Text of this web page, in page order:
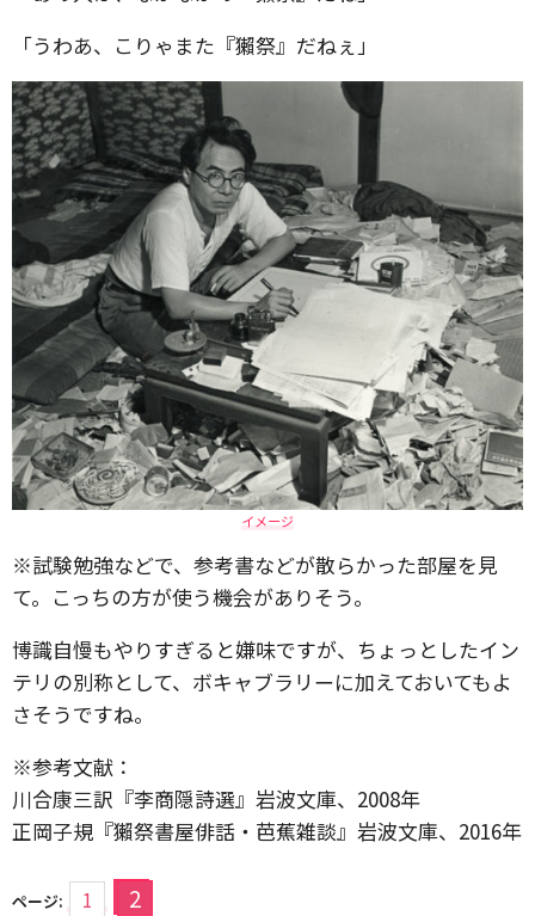
「うわあ、こりゃまた『獺祭』だねぇ」
イメージ
※試験勉強などで、参考書などが散らかった部屋を見
て。こっちの方が使う機会がありそう。
博識自慢もやりすぎると嫌味ですが、ちょっとしたイン
テリの別称として、ボキャブラリーに加えておいてもよ
さそうですね。
※参考文献：
川合康三訳『李商隠詩選』岩波文庫、2008年
正岡子規『獺祭書屋俳話・芭蕉雑談』岩波文庫、2016年
ページ: 1 2